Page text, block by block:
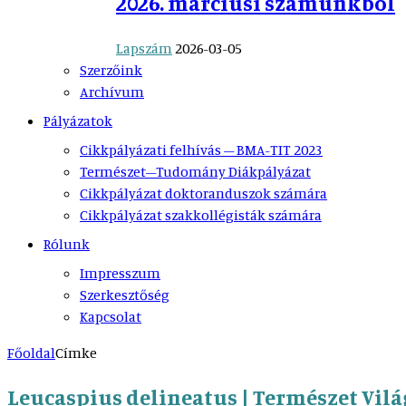
Lapszám2026-03-05
Szerzőink
Archívum
Pályázatok
Cikkpályázati felhívás – BMA-TIT 2023
Természet–Tudomány Diákpályázat
Cikkpályázat doktoranduszok számára
Cikkpályázat szakkollégisták számára
Rólunk
Impresszum
Szerkesztőség
Kapcsolat
FőoldalCímke
Leucaspius delineatus | Természet